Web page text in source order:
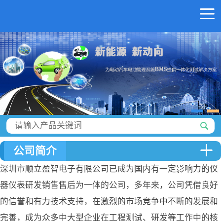
公司简介
深圳市顺立盈智电子有限公司已成为国内有一定影响力的仪
器仪表研发销售售后为一体的公司，多年来，公司凭借良好
的信誉和有力技术支持，在激烈的市场竞争中不断的发展和
完善，成为众多中大型企业在工程测试、研发等工作中的核